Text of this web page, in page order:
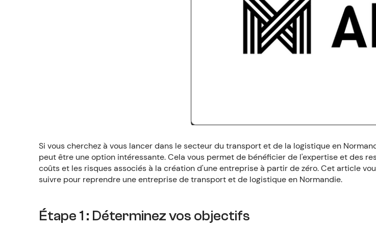
Si vous cherchez à vous lancer dans le secteur du transport et de la logistique en
peut être une option intéressante. Cela vous permet de bénéficier de l'expertise et des
coûts et les risques associés à la création d'une entreprise à partir de zéro. Cet article
suivre pour reprendre une entreprise de transport et de logistique en Normandie.
Étape 1 : Déterminez vos objectifs